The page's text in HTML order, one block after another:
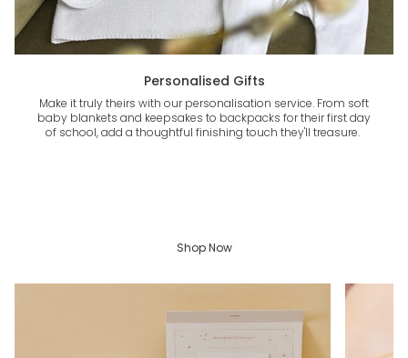
Personalised Gifts
Make it truly theirs with our personalisation service. From soft
baby blankets and keepsakes to backpacks for their first day
of school, add a thoughtful finishing touch they'll treasure.
Shop Now